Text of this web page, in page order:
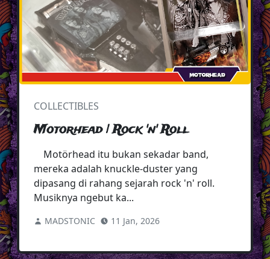
COLLECTIBLES
Motorhead | Rock 'n' Roll
Motörhead itu bukan sekadar band,
mereka adalah knuckle-duster yang
dipasang di rahang sejarah rock 'n' roll.
Musiknya ngebut ka...
MADSTONIC 11 Jan, 2026